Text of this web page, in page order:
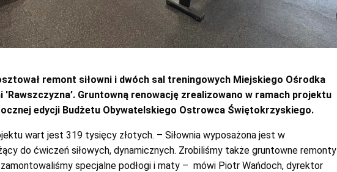
remont siłowni i dwóch sal treningowych Miejskiego Ośrodka
'Rawszczyzna’. Gruntowną renowację zrealizowano w ramach projektu
edycji Budżetu Obywatelskiego Ostrowca Świętokrzyskiego.
wart jest 319 tysięcy złotych. – Siłownia wyposażona jest w
do ćwiczeń siłowych, dynamicznych. Zrobiliśmy także gruntowne remonty
specjalne podłogi i maty – mówi Piotr Wańdoch, dyrektor